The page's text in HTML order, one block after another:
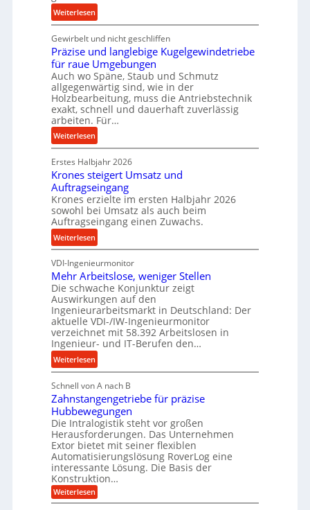
n
c
e
i
m
D
r
ü
c
k
p
r
o
z
e
s
s
Weiterlesen:
K
u
g
e
l
g
e
w
i
n
e
r
i
e
b
u
n
d
H
y
d
r
a
u
l
i
m
V
e
r
g
l
e
Gewirbelt und nicht geschliffen
Präzise und langlebige Kugelgewindetriebe
für raue Umgebungen
Auch wo Späne, Staub und Schmutz
allgegenwärtig sind, wie in der
Holzbearbeitung, muss die Antriebstechnik
exakt, schnell und dauerhaft zuverlässig
arbeiten. Für…
Weiterlesen:
P
r
ä
z
i
s
e
u
n
d
l
a
n
g
l
e
b
i
g
e
K
u
g
e
l
g
e
w
Erstes Halbjahr 2026
Krones steigert Umsatz und
Auftragseingang
Krones erzielte im ersten Halbjahr 2026
sowohl bei Umsatz als auch beim
Auftragseingang einen Zuwachs.
Weiterlesen:
K
r
o
n
e
s
s
t
e
i
g
r
t
U
m
s
a
t
z
VDI-Ingenieurmonitor
Mehr Arbeitslose, weniger Stellen
Die schwache Konjunktur zeigt
Auswirkungen auf den
Ingenieurarbeitsmarkt in Deutschland: Der
aktuelle VDI-/IW-Ingenieurmonitor
verzeichnet mit 58.392 Arbeitslosen in
Ingenieur- und IT-Berufen den…
Weiterlesen:
M
e
h
r
A
r
b
e
i
t
s
Schnell von A nach B
Zahnstangengetriebe für präzise
Hubbewegungen
Die Intralogistik steht vor großen
Herausforderungen. Das Unternehmen
Extor bietet mit seiner flexiblen
Automatisierungslösung RoverLog eine
interessante Lösung. Die Basis der
Konstruktion…
Weiterlesen:
Z